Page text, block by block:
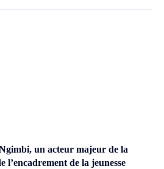
un acteur majeur de la
l’encadrement de la jeunesse